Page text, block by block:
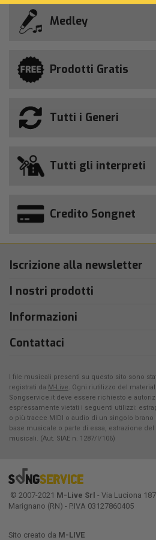
Medley
Prodotti Gratis
Tutti i Generi
Tutti gli interpreti
Credito Songnet
Iscrizione alla newsletter
I nostri prodotti
Informazioni
Contattaci
I file musicali presenti su questo sito sono
registrati da M-Live. Ogni riutilizzo del
Songservice.it deve essere richiesto e
espressamente vietati i seguenti utilizzi:
o più tracce MIDI o audio di un singolo
base musicale o parte di essa, estrazione
musicali. (Aut. SIAE n. 1287/I/106)
© 2007-2021 M-Live Srl - Via Luciona
Marignano (RN) - P.IVA 03127860405
Sito creato da M-LIVE